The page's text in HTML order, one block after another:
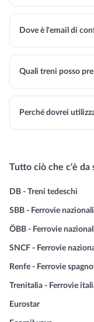
Dove è l'email di
Quali treni posso
Perché dovrei
Tutto ciò che c'è da
DB - Treni tedeschi
SBB - Ferrovie
ÖBB - Ferrovie
SNCF - Ferrovie
Renfe - Ferrovie
Trenitalia - Ferrovie
Eurostar